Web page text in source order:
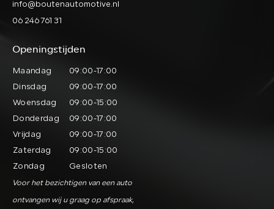
info@boutenautomotive.nl
06 246 761 31
Openingstijden
Maandag
09:00-17:00
Dinsdag
09:00-17:00
Woensdag
09:00-15:00
Donderdag
09:00-17:00
Vrijdag
09:00-17:00
Zaterdag
09:00-15:00
Zondag
Gesloten
Voor het bezichtigen van een auto
ontvangen wij u graag op afspraak,